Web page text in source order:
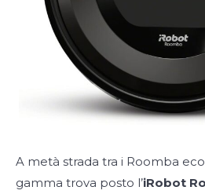
A metà strada tra i Roomba
gamma trova posto l’iRobot